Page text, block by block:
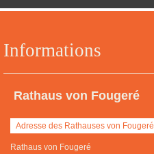
Informations
Rathaus von Fougeré
Adresse des Rathauses von Fougeré
Rathaus von Fougeré